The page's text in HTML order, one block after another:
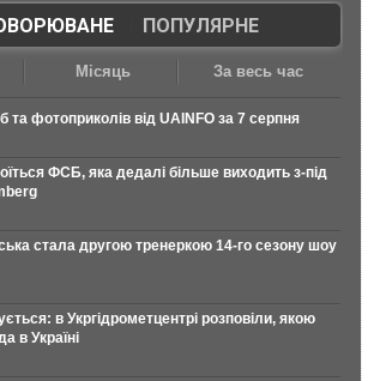
| ПОПУЛЯРНЕ
Місяць За весь час
та фотоприколів від UAINFO за 7 серпня
ФСБ, яка дедалі більше виходить з-під
стала другою тренеркою 14-го сезону шоу
в Укргідрометцентрі розповіли, якою
в Україні